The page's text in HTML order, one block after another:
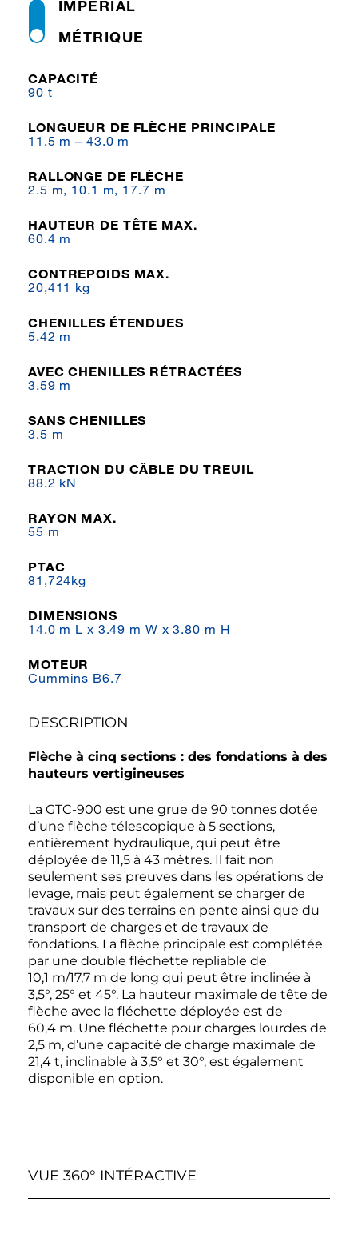
MÉTRIQUE
IMPÉRIAL
CAPACITÉ
90 t
LONGUEUR DE FLÈCHE PRINCIPALE
11.5 m – 43.0 m
RALLONGE DE FLÈCHE
2.5 m, 10.1 m, 17.7 m
HAUTEUR DE TÊTE MAX.
60.4 m
CONTREPOIDS MAX.
20,411 kg
CHENILLES ÉTENDUES
5.42 m
AVEC CHENILLES RÉTRACTÉES
3.59 m
SANS CHENILLES
3.5 m
TRACTION DU CÂBLE DU TREUIL
88.2 kN
RAYON MAX.
55 m
PTAC
81,724kg
DIMENSIONS
14.0 m L x 3.49 m W x 3.80 m H
MOTEUR
Cummins B6.7
DESCRIPTION
Flèche à cinq sections : des fondations à des
hauteurs vertigineuses
La GTC-900 est une grue de 90 tonnes dotée
d’une flèche télescopique à 5 sections,
entièrement hydraulique, qui peut être
déployée de 11,5 à 43 mètres. Il fait non
seulement ses preuves dans les opérations de
levage, mais peut également se charger de
travaux sur des terrains en pente ainsi que du
transport de charges et de travaux de
fondations. La flèche principale est complétée
par une double fléchette repliable de
10,1 m/17,7 m de long qui peut être inclinée à
3,5°, 25° et 45°. La hauteur maximale de tête de
flèche avec la fléchette déployée est de
60,4 m. Une fléchette pour charges lourdes de
2,5 m, d’une capacité de charge maximale de
21,4 t, inclinable à 3,5° et 30°, est également
disponible en option.
VUE 360° INTÉRACTIVE